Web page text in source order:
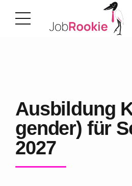
Ausbildung
gender) für
2027